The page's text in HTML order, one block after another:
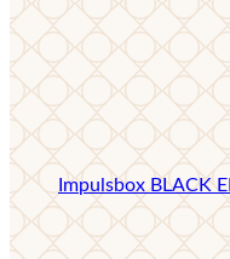
Impulsbox BLACK